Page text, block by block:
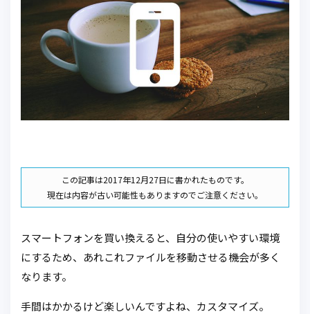
この記事は2017年12月27日に書かれたものです。
現在は内容が古い可能性もありますのでご注意ください。
スマートフォンを買い換えると、自分の使いやすい環境
にするため、あれこれファイルを移動させる機会が多く
なります。
手間はかかるけど楽しいんですよね、カスタマイズ。